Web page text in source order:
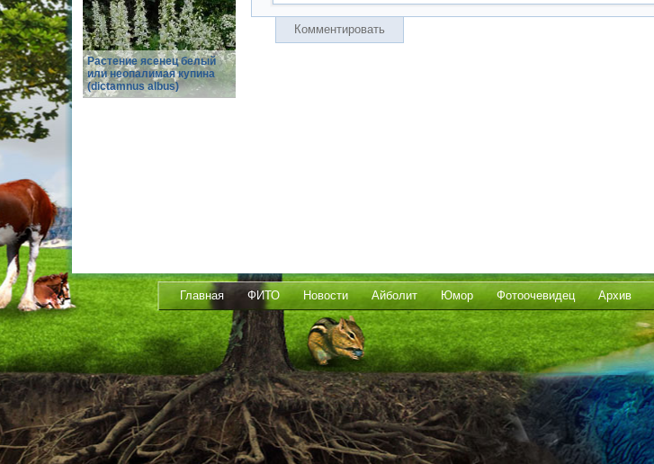
Растение ясенец белый
или неопалимая купина
(dictamnus albus)
Комментировать
Главная ФИТО Новости Айболит Юмор Фотоочевидец Архив